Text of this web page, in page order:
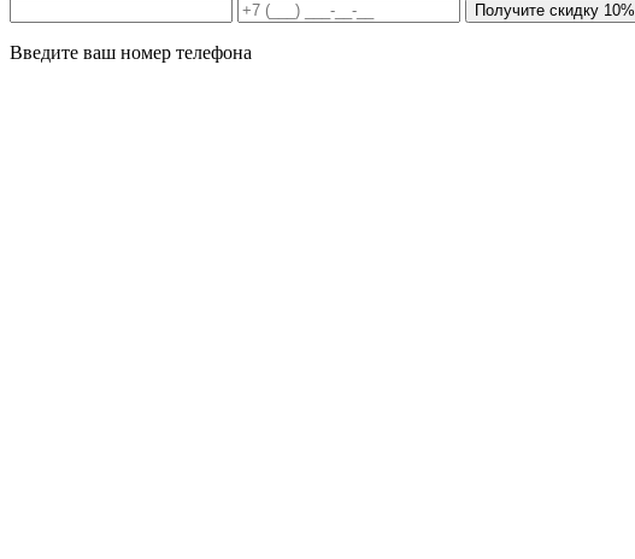
Получите скидку 10%
Введите ваш номер телефона